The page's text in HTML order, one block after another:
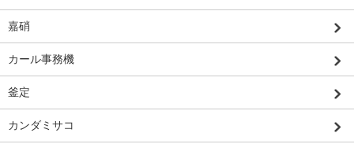
嘉硝
カール事務機
釜定
カンダミサコ